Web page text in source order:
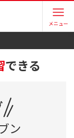
メニュー
できる
ン